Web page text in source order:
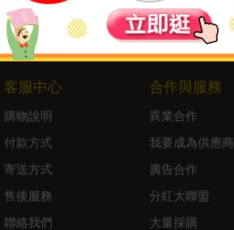
客服中心
購物說明
付款方式
寄送方式
售後服務
聯絡我們
合作與服務
異業合作
我要成為供應商
廣告合作
分紅大聯盟
大量採購